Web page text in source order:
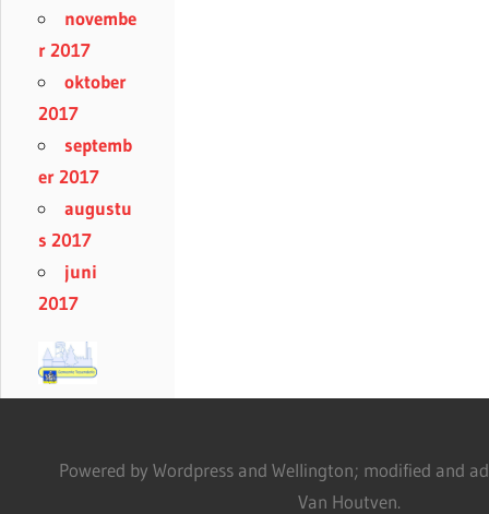
novembe
r 2017
oktober
2017
septemb
er 2017
augustu
s 2017
juni
2017
Powered by Wordpress and Wellington; modified and
Van Houtven.